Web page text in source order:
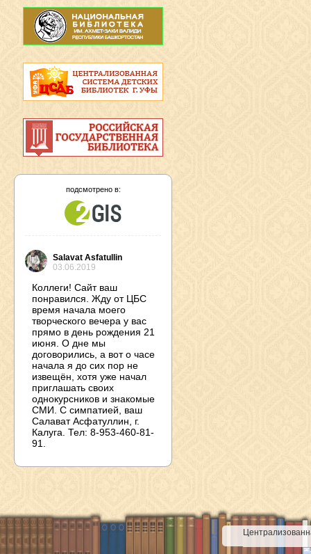
подсмотрено в:
Salavat Asfatullin
03.06.2019
Коллеги! Сайт ваш
понравился. Жду от ЦБС
время начала моего
творческого вечера у вас
прямо в день рождения 21
июня. О дне мы
договорились, а вот о часе
начала я до сих пор не
извещён, хотя уже начал
приглашать своих
однокурсников и знакомые
СМИ. С симпатией, ваш
Салават Асфатуллин, г.
Калуга. Тел: 8-953-460-81-
91.